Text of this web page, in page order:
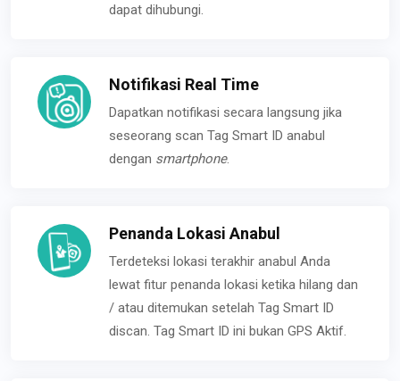
dapat dihubungi.
Notifikasi Real Time
Dapatkan notifikasi secara langsung jika
seseorang scan Tag Smart ID anabul
dengan smartphone.
Penanda Lokasi Anabul
Terdeteksi lokasi terakhir anabul Anda
lewat fitur penanda lokasi ketika hilang dan
/ atau ditemukan setelah Tag Smart ID
discan. Tag Smart ID ini bukan GPS Aktif.